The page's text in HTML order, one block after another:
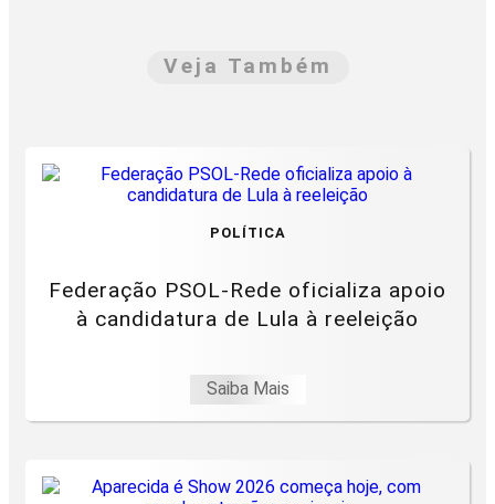
Veja Também
POLÍTICA
Federação PSOL-Rede oficializa apoio
à candidatura de Lula à reeleição
Saiba Mais